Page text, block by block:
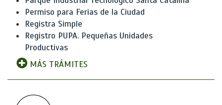
Permiso para Ferias de la Ciudad
Registra Simple
Registro PUPA. Pequeñas Unidades
Productivas
MÁS TRÁMITES